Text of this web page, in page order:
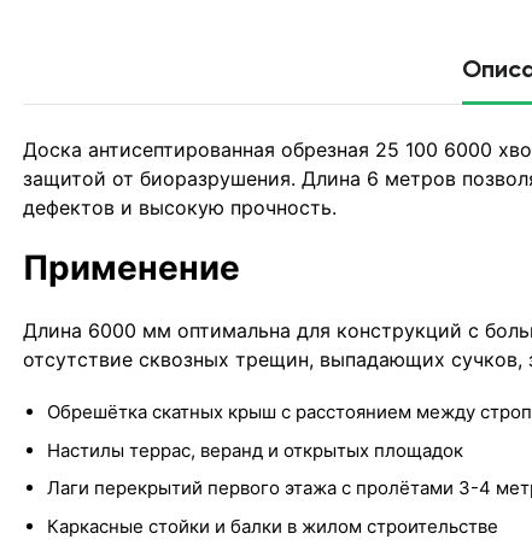
Доска антисептированная обрезная 25 100 6000
защитой от биоразрушения. Длина 6 метров
дефектов и высокую прочность.
Применение
Длина 6000 мм оптимальна для конструкций с
отсутствие сквозных трещин, выпадающих
Обрешётка скатных крыш с расстоянием между
Настилы террас, веранд и открытых площадок
Лаги перекрытий первого этажа с пролётами 3-4
Каркасные стойки и балки в жилом строительстве